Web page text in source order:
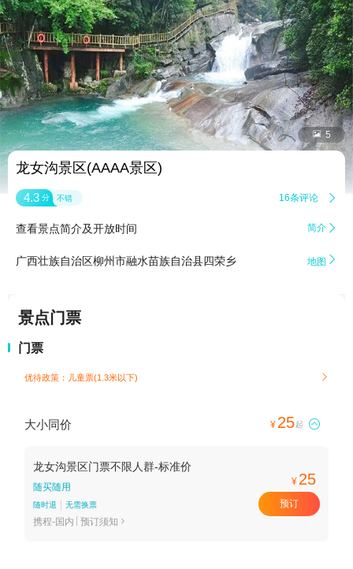
 5
龙女沟景区(AAAA景区)
4.3 分 不错 16条评论 
查看景点简介及开放时间 简介 
广西壮族自治区柳州市融水苗族自治县四荣乡 地图 
景点门票
门票
优待政策：儿童票(1.3米以下) 
大小同价 ¥ 25起 
龙女沟景区门票不限人群-标准价
随买随用
随时退 无需换票
携程-国内 预订须知 
¥ 25
预订
